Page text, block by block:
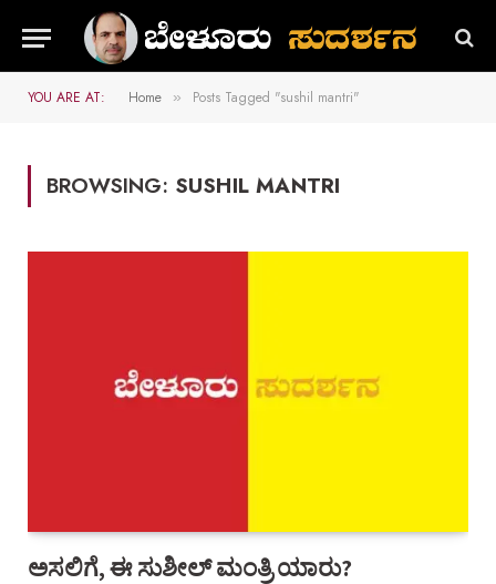
YOU ARE AT: Home » Posts Tagged "sushil mantri"
BROWSING: SUSHIL MANTRI
ಅಸಲಿಗೆ, ಈ ಸುಶೀಲ್ ಮಂತ್ರಿ ಯಾರು?